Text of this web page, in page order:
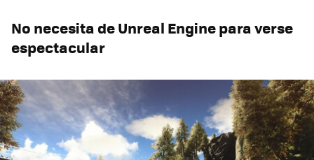
No necesita de Unreal Engine para verse
espectacular